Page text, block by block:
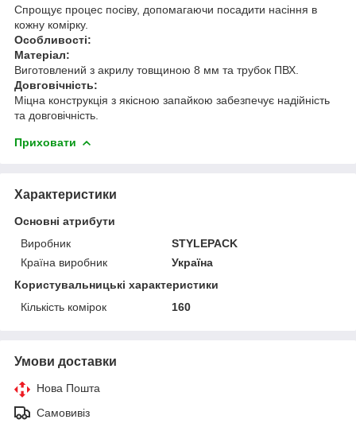
Спрощує процес посіву, допомагаючи посадити насіння в
кожну комірку.
Особливості:
Матеріал:
Виготовлений з акрилу товщиною 8 мм та трубок ПВХ.
Довговічність:
Міцна конструкція з якісною запайкою забезпечує надійність
та довговічність.
Приховати
Характеристики
Основні атрибути
Виробник
STYLEPACK
Країна виробник
Україна
Користувальницькі характеристики
Кількість комірок
160
Умови доставки
Нова Пошта
Самовивіз